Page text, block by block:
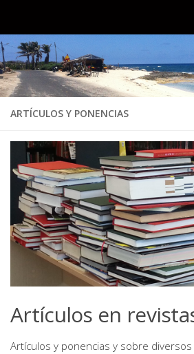
ARTÍCULOS Y PONENCIAS
Artículos en
Artículos y ponencias y sobre